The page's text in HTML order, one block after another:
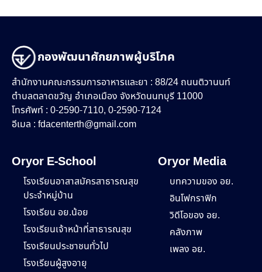
กองพัฒนาศักยภาพผู้บริโภค
สำนักงานคณะกรรมการอาหารและยา : 88/24 ถนนติวานนท์
ตำบลตลาดขวัญ อำเภอเมือง จังหวัดนนทบุรี 11000
โทรศัพท์ : 0-2590-7110, 0-2590-7124
อีเมล : fdacenterth@gmail.com
Oryor E-School
โรงเรียนอาสาสมัครสาธารณสุข
ประจำหมู่บ้าน
โรงเรียน อย.น้อย
โรงเรียนเจ้าหน้าที่สาธารณสุข
โรงเรียนประชาชนทั่วไป
โรงเรียนผู้สูงอายุ
Oryor Media
บทความของ อย.
อินโฟกราฟิก
วิดีโอของ อย.
คลังภาพ
เพลง อย.